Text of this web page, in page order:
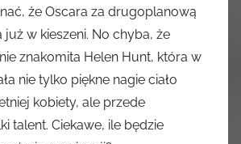
że Oscara za drugoplanową
już w kieszeni. No chyba, że
znakomita Helen Hunt, która w
nie tylko piękne nagie ciało
kobiety, ale przede
talent. Ciekawe, ile będzie